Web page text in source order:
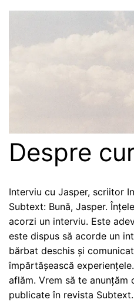
Despre
Interviu cu Jasper, scriitor
Subtext: Bună, Jasper.
acorzi un interviu. Este
este dispus să acorde un
bărbat deschis și
împărtășească
aflăm. Vrem să te anunțăm
publicate în revista